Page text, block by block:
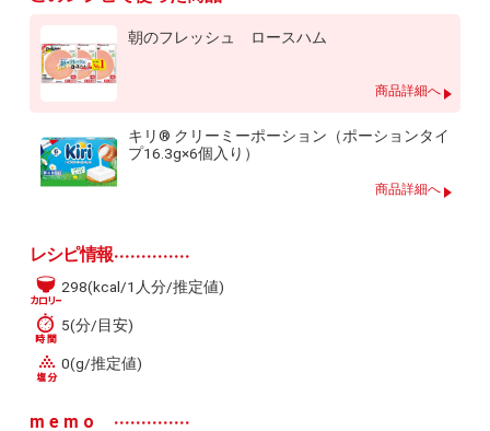
朝のフレッシュ ロースハム
商品詳細へ
キリ® クリーミーポーション（ポーションタイ
プ16.3g×6個入り）
商品詳細へ
レシピ情報
298(kcal/1人分/推定値)
5(分/目安)
0(g/推定値)
memo